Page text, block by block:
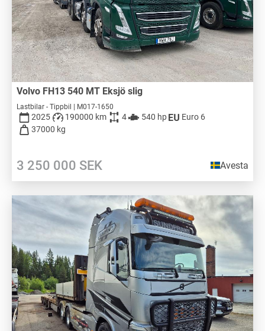
Volvo FH13 540 MT Eksjö slig
Lastbilar - Tippbil | M017-1650
2025 190000 km 4 540 hp
Euro 6
37000 kg
3 250 000 SEK Avesta